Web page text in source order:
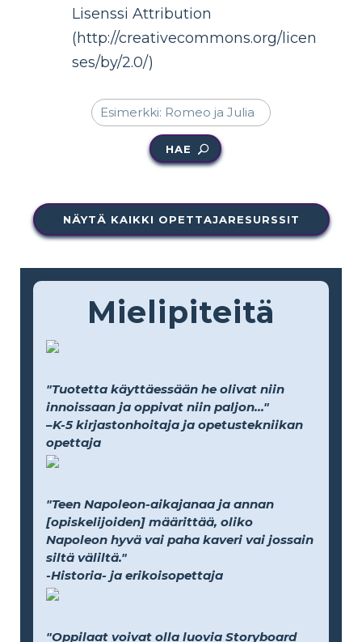
Lisenssi Attribution
(http://creativecommons.org/licen
ses/by/2.0/)
HAE
NÄYTÄ KAIKKI OPETTAJARESURSSIT
Mielipiteitä
"Tuotetta käyttäessään he olivat niin
innoissaan ja oppivat niin paljon..."
–K-5 kirjastonhoitaja ja opetustekniikan
opettaja
"Teen Napoleon-aikajanaa ja annan
[opiskelijoiden] määrittää, oliko
Napoleon hyvä vai paha kaveri vai jossain
siltä väliltä."
-Historia- ja erikoisopettaja
"Oppilaat voivat olla luovia Storyboard